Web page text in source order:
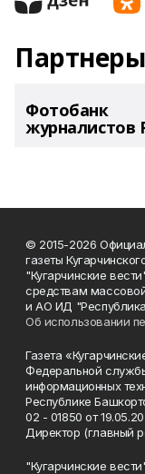
Партнеры
Фотобанк
журналистов
© 2015-2026
газеты
"Кугарчинские
средствам
и АО ИД
Об использовании
Газета
Федеральной
информационных
Республике
02 - 01850 от
Директор (главный
"Кугарчинские